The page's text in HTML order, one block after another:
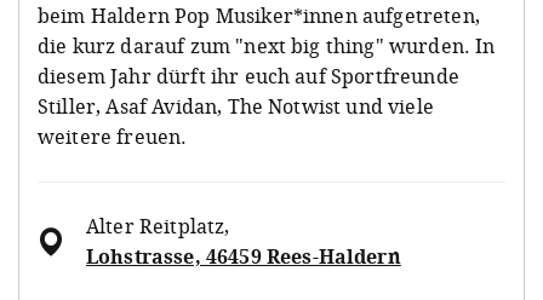
beim Haldern Pop Musiker*innen aufgetreten,
die kurz darauf zum "next big thing" wurden. In
diesem Jahr dürft ihr euch auf Sportfreunde
Stiller, Asaf Avidan, The Notwist und viele
weitere freuen.
Alter Reitplatz,
Lohstrasse, 46459 Rees-Haldern